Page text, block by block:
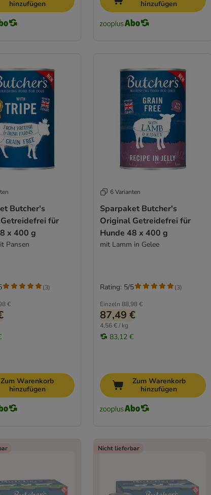
hinzufügen
hinzufügen
Butcher's
für
x 400 g
Pansen
€
(3)
Zum Warenkorb
hinzufügen
6 Varianten
Sparpaket Butcher's
Original Getreidefrei für
Hunde 48 x 400 g
mit Lamm in Gelee
Einzeln 88,98 €
87,49 €
4,56 € / kg
83,12 €
Rating: 5/5 (3)
Zum Warenkorb
hinzufügen
Nicht lieferbar